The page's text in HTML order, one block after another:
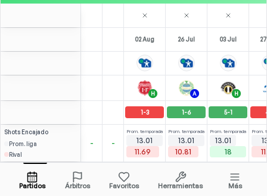
02 Aug 26 Jul 03 Jul
H A H
1-3 1-6 5-1
Shots Encajado
Prom. liga
Rival
- -
Prom. temporada
13.01
11.69
Prom. temporada
13.01
10.81
Prom. temporada
13.01
18
Prom.
D. Job Abrir menú 2.75
87' LW
34
LW-86'
2)
-79'
Partidos Árbitros Favoritos Herramientas Más